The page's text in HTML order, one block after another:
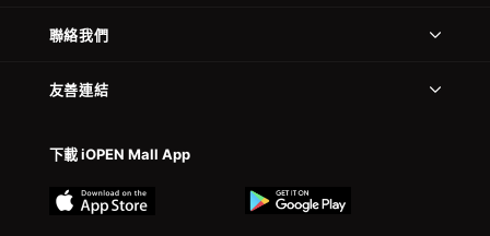
聯絡我們
友善連結
下載 iOPEN Mall App